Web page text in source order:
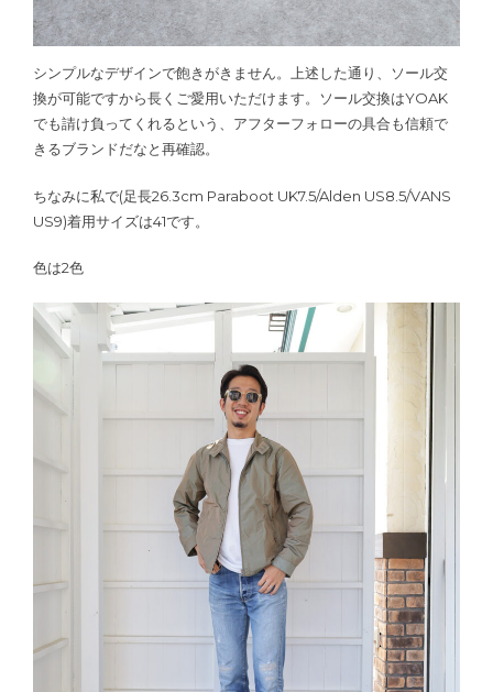
シンプルなデザインで飽きがきません。上述した通り、ソール交
換が可能ですから長くご愛用いただけます。ソール交換はYOAK
でも請け負ってくれるという、アフターフォローの具合も信頼で
きるブランドだなと再確認。
ちなみに私で(足長26.3cm Paraboot UK7.5/Alden US8.5/VANS
US9)着用サイズは41です。
色は2色